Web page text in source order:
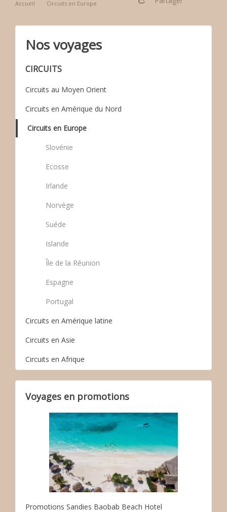
Accueil Circuits en Europe
Nos voyages
CIRCUITS
Circuits au Moyen Orient
Circuits en Amérique du Nord
Circuits en Europe
Slovénie
Ecosse
Irlande
Norvège
Suéde
Islande
Île de la Réunion
Espagne
Portugal
Circuits en Amérique latine
Circuits en Asie
Circuits en Afrique
Voyages en promotions
Promotions Sandies Baobab Beach Hotel